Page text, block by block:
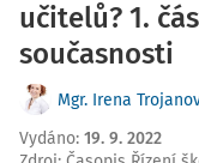
učitelů? 1.
současnosti
Mgr. Irena
Vydáno: 19. 9. 2022